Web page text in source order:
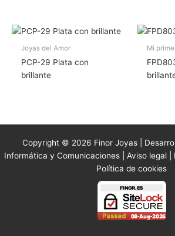
Joyas del Amor
PCP-29 Plata con
brillante
Mi
Copyright © 2026 Finor Joyas |
Informática y Comunicaciones | Aviso legal|
Política de cookies